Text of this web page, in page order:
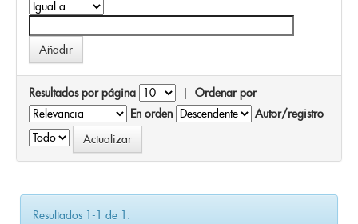
Resultados por página | Ordenar por
En orden
Autor/registro
Resultados 1-1 de 1.